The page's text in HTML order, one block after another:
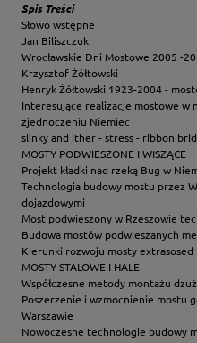
Spis Treści
Słowo wstępne
Jan Biliszczuk
Wrocławskie Dni Mostowe 2005 -
Krzysztof Żółtowski
Henryk Żółtowski 1923-2004 -
Interesujące realizacje mostowe w
zjednoczeniu Niemiec
slinky and ither - stress - ribbon
MOSTY PODWIESZONE I WISZĄCE
Projekt kładki nad rzeką Bug w
Technologia budowy mostu przez
dojazdowymi
Most podwieszony w Rzeszowie
Budowa mostów podwieszanych
Kierunki rozwoju mosty extrasosed
MOSTY STALOWE I HALE
Współczesne metody montażu
Poszerzenie i wzmocnienie mostu
Warszawie
Nowoczesne technologie budowy